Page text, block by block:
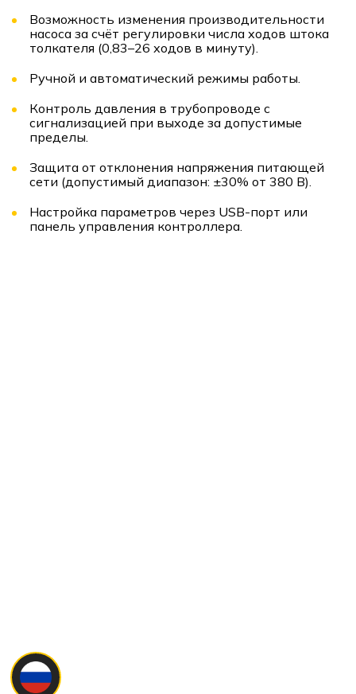
Возможность изменения производительности
насоса за счёт регулировки числа ходов штока
толкателя (0,83–26 ходов в минуту).
Ручной и автоматический режимы работы.
Контроль давления в трубопроводе с
сигнализацией при выходе за допустимые
пределы.
Защита от отклонения напряжения питающей
сети (допустимый диапазон: ±30% от 380 В).
Настройка параметров через USB-порт или
панель управления контроллера.